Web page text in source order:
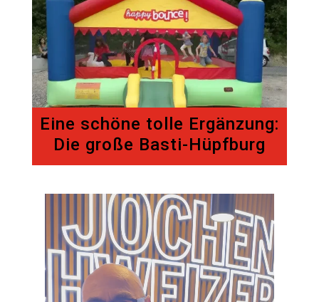
Eine schöne tolle Ergänzung:
Die große Basti-Hüpfburg